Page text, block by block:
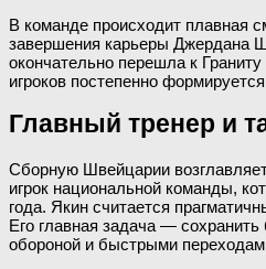
В команде происходит плавная
завершения карьеры Джердана
окончательно перешла к
игроков постепенно
Главный тренер и
Сборную Швейцарии
игрок национальной команды,
года. Якин считается
Его главная задача —
обороной и быстрыми